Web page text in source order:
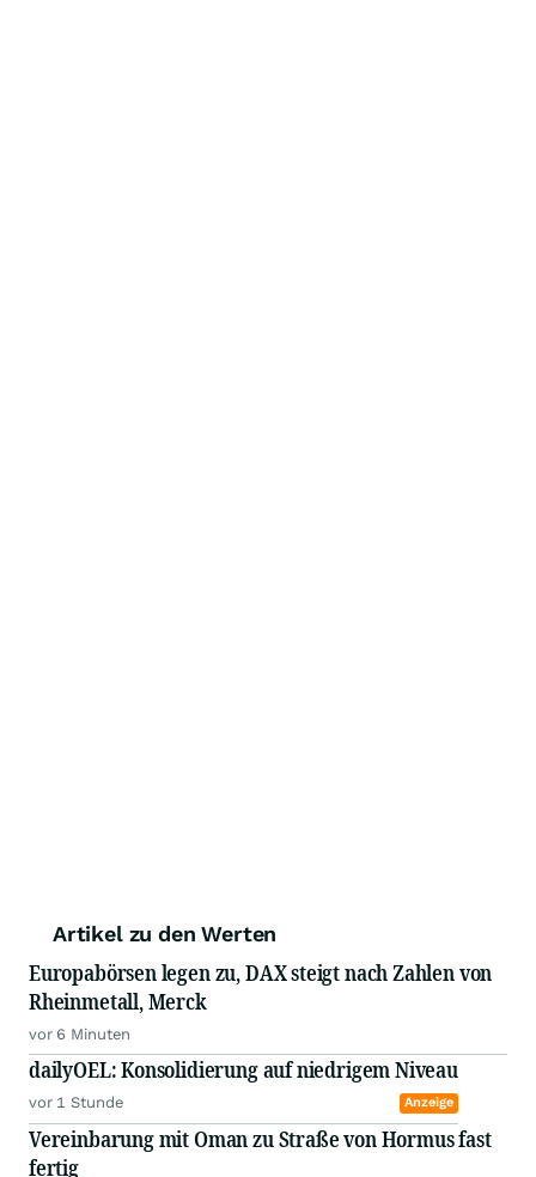
Artikel zu den Werten
Europabörsen legen zu, DAX steigt nach Zahlen von
Rheinmetall, Merck
vor 6 Minuten
dailyOEL: Konsolidierung auf niedrigem Niveau
vor 1 Stunde Anzeige
Vereinbarung mit Oman zu Straße von Hormus fast
fertig